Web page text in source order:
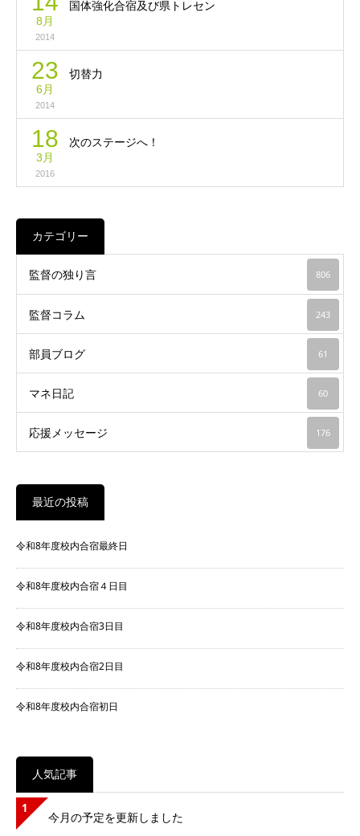
8月
2014
国体強化合宿及び県トレセン
23
6月
2014
切替力
18
3月
2016
次のステージへ！
カテゴリー
監督の独り言 806
監督コラム 243
部員ブログ 61
マネ日記 60
応援メッセージ 176
最近の投稿
令和8年度校内合宿最終日
令和8年度校内合宿４日目
令和8年度校内合宿3日目
令和8年度校内合宿2日目
令和8年度校内合宿初日
人気記事
1
今月の予定を更新しました